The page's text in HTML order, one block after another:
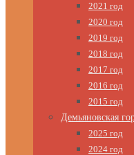
2021 год
2020 год
2019 год
2018 год
2017 год
2016 год
2015 год
Демьяновская
2025 год
2024 год